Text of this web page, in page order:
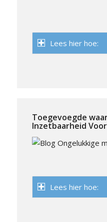
Lees hier hoe:
Toegevoegde
Inzetbaarheid
Lees hier hoe: